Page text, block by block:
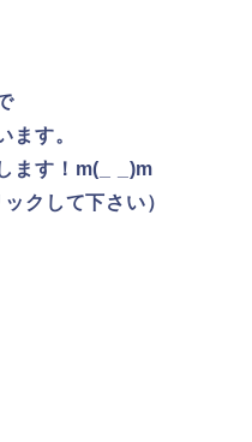
ます。
ます！m(_ _)m
クして下さい）